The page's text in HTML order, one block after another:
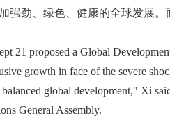
强劲、绿色、健康的全球发展
21 proposed a Global
growth in face of the severe
global development," Xi
General Assembly.